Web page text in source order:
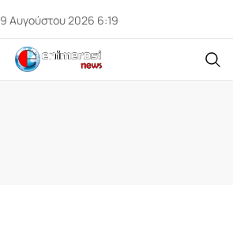
9 Αυγούστου 2026 6:19